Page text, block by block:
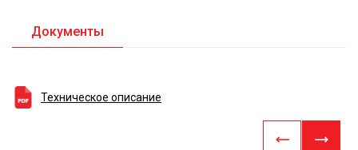
Документы
Техническое описание